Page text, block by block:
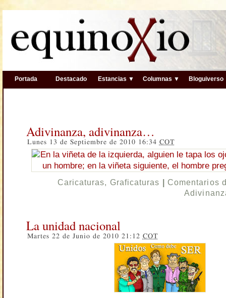
Portada Destacado Estancias ▼ Columnas ▼ Bloguiverso
Adivinanza, adivinanza…
Lunes 13 de Septiembre de 2010 16:34 COT
Caricaturas, Graficaturas
Comentarios
La unidad nacional
Martes 22 de Junio de 2010 21:12 COT